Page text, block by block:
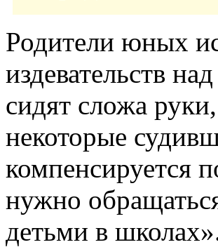
Родители юных
издевательств
сидят сложа
некоторые
компенсируется
нужно
детьми в